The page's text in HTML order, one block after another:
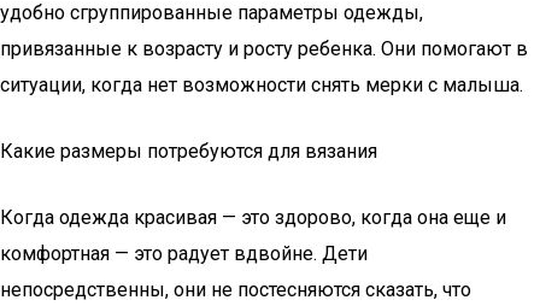
удобно сгруппированные параметры одежды,
привязанные к возрасту и росту ребенка. Они помогают в
ситуации, когда нет возможности снять мерки с малыша.
Какие размеры потребуются для вязания
Когда одежда красивая — это здорово, когда она еще и
комфортная — это радует вдвойне. Дети
непосредственны, они не постесняются сказать, что